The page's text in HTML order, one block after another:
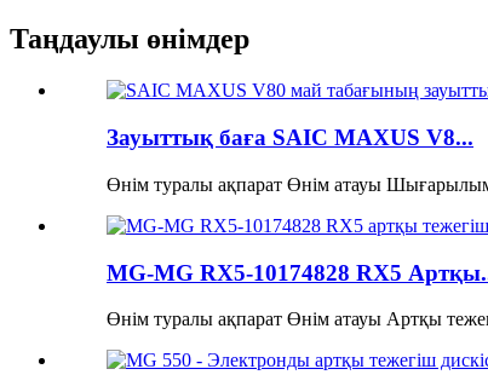
Таңдаулы өнімдер
Зауыттық баға SAIC MAXUS V8...
Өнім туралы ақпарат Өнім атауы
MG-MG RX5-10174828 RX5
Өнім туралы ақпарат Өнім атауы Артқы